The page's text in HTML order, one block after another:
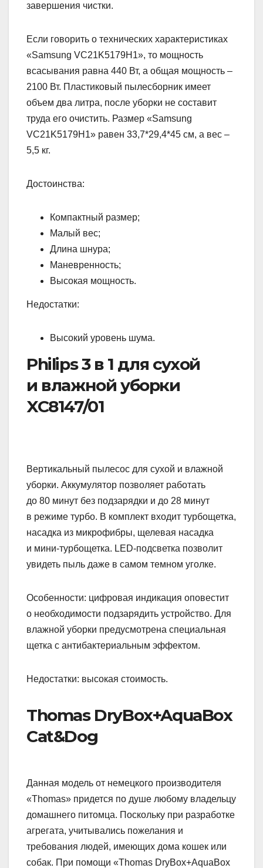
завершения чистки.
Если говорить о технических характеристиках
«Samsung VC21K5179H1», то мощность
всасывания равна 440 Вт, а общая мощность –
2100 Вт. Пластиковый пылесборник имеет
объем два литра, после уборки не составит
труда его очистить. Размер «Samsung
VC21K5179H1» равен 33,7*29,4*45 см, а вес –
5,5 кг.
Достоинства:
Компактный размер;
Малый вес;
Длина шнура;
Маневренность;
Высокая мощность.
Недостатки:
Высокий уровень шума.
Philips 3 в 1 для сухой
и влажной уборки
XC8147/01
Вертикальный пылесос для сухой и влажной
уборки. Аккумулятор позволяет работать
до 80 минут без подзарядки и до 28 минут
в режиме турбо. В комплект входит турбощетка,
насадка из микрофибры, щелевая насадка
и мини-турбощетка. LED-подсветка позволит
увидеть пыль даже в самом темном уголке.
Особенности: цифровая индикация оповестит
о необходимости подзарядить устройство. Для
влажной уборки предусмотрена специальная
щетка с антибактериальным эффектом.
Недостатки: высокая стоимость.
Thomas DryBox+AquaBox
Cat&Dog
Данная модель от немецкого производителя
«Thomas» придется по душе любому владельцу
домашнего питомца. Поскольку при разработке
агрегата, учитывались пожелания и
требования людей, имеющих дома кошек или
собак. При помощи «Thomas DryBox+AquaBox